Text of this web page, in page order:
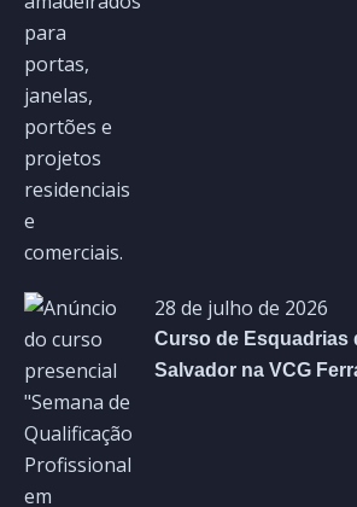
28 de julho de 2026
Curso de Esquadrias
Salvador na VCG